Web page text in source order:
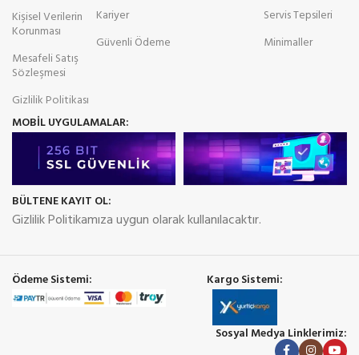
Kişisel Verilerin
Korunması
Mesafeli Satış
Sözleşmesi
Gizlilik Politikası
Kariyer
Güvenli Ödeme
Servis Tepsileri
Minimaller
MOBİL UYGULAMALAR:
BÜLTENE KAYIT OL:
Gizlilik Politikamıza uygun olarak kullanılacaktır.
Ödeme Sistemi: Kargo Sistemi:
Sosyal Medya Linklerimiz: